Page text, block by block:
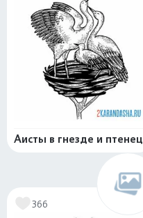
Аисты в гнезде и птенец
366